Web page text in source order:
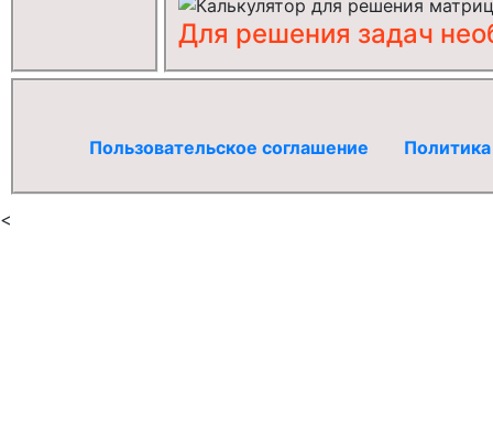
Для решения задач
Пользовательское соглашение
<